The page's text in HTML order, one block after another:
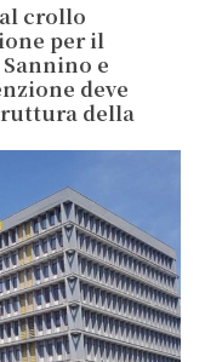
crollo
per il
e
deve
della